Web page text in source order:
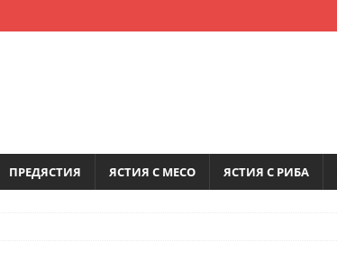
ПРЕДЯСТИЯ ЯСТИЯ С МЕСО ЯСТИЯ С РИБА